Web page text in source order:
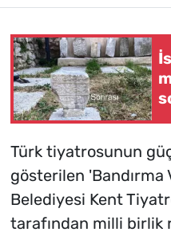
Türk tiyatrosunun
gösterilen 'Bandırma
Belediyesi Kent
tarafından milli birlik